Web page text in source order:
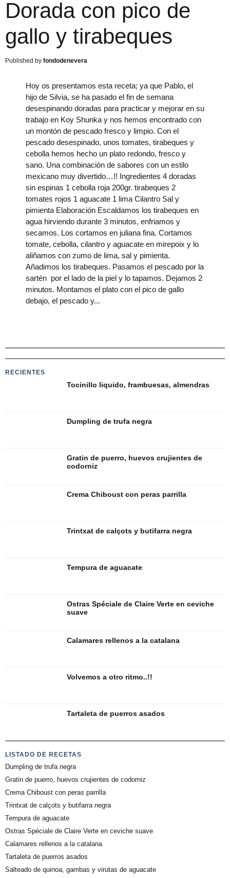
Dorada con pico de
gallo y tirabeques
fondodenevera
Hoy os presentamos esta receta; ya que Pablo, el
hijo de Silvia, se ha pasado el fin de semana
desespinando doradas para practicar y mejorar en su
trabajo en Koy Shunka y nos hemos encontrado con
un montón de pescado fresco y limpio. Con el
pescado desespinado, unos tomates, tirabeques y
cebolla hemos hecho un plato redondo, fresco y
sano. Una combinación de sabores con un estilo
mexicano muy divertido…!! Ingredientes 4 doradas
sin espinas 1 cebolla roja 200gr. tirabeques 2
tomates rojos 1 aguacate 1 lima Cilantro Sal y
pimienta Elaboración Escaldamos los tirabeques en
agua hirviendo durante 3 minutos, enfriamos y
secamos. Los cortamos en juliana fina. Cortamos
tomate, cebolla, cilantro y aguacate en mirepoix y lo
aliñamos con zumo de lima, sal y pimienta.
Añadimos los tirabeques. Pasamos el pescado por la
sartén por el lado de la piel y lo tapamos. Dejamos 2
minutos. Montamos el plato con el pico de gallo
debajo, el pescado y
RECIENTES
Tocinillo liquido, frambuesas, almendras
Dumpling de trufa negra
Gratin de puerro, huevos crujientes de
codorniz
Crema Chiboust con peras parrilla
Trintxat de calçots y butifarra negra
Tempura de aguacate
Ostras Spéciale de Claire Verte en ceviche
suave
Calamares rellenos a la catalana
Volvemos a otro ritmo..!!
Tartaleta de puerros asados
LISTADO DE RECETAS
Dumpling de trufa negra
Gratin de puerro, huevos crujientes de codorniz
Crema Chiboust con peras parrilla
Trintxat de calçots y butifarra negra
Tempura de aguacate
Ostras Spéciale de Claire Verte en ceviche suave
Calamares rellenos a la catalana
Tartaleta de puerros asados
Salteado de quinoa, gambas y virutas de aguacate